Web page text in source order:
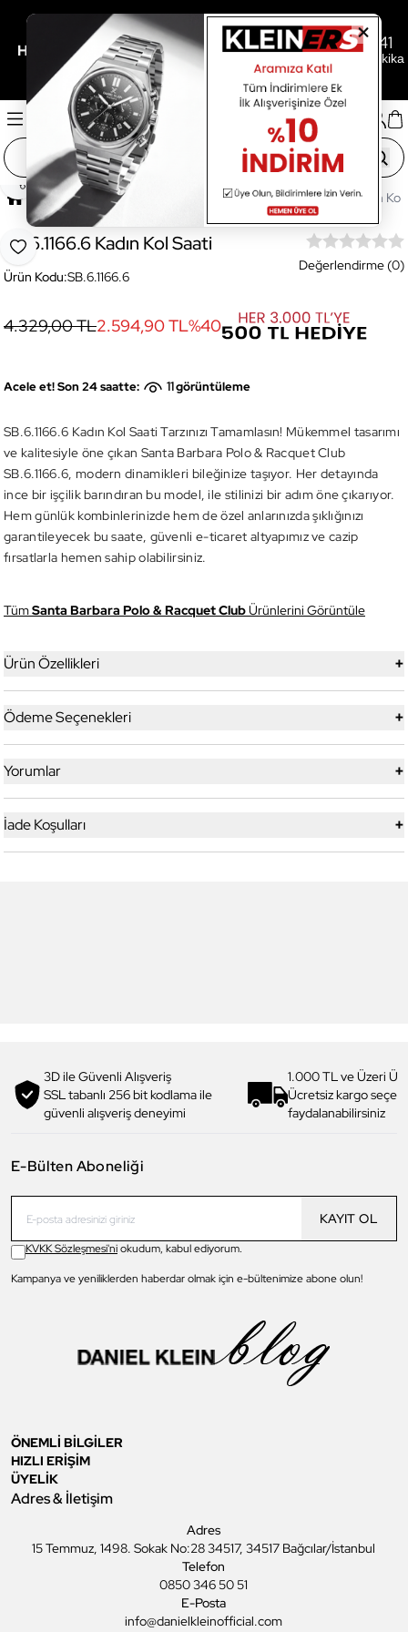
Her 3.000TL'ye 500TL Hediye İçin Son 1 /02/ 41
Dakika
Ana Sayfa Saatler Kadın Saat SB.6.1166.6 Kadın Kol
Favoriye Ekle
Paylaş
SB.6.1166.6 Kadın Kol Saati
Ürün Kodu:SB.6.1166.6
Değerlendirme (0)
4.329,00 TL2.594,90 TL%40
Acele et! Son 24 saatte: 11görüntüleme
SB.6.1166.6 Kadın Kol Saati Tarzınızı Tamamlasın! Mükemmel tasarımı
ve kalitesiyle öne çıkan Santa Barbara Polo & Racquet Club
SB.6.1166.6, modern dinamikleri bileğinize taşıyor. Her detayında
ince bir işçilik barındıran bu model, ile stilinizi bir adım öne çıkarıyor.
Hem günlük kombinlerinizde hem de özel anlarınızda şıklığınızı
garantileyecek bu saate, güvenli e-ticaret altyapımız ve cazip
fırsatlarla hemen sahip olabilirsiniz.
TümSanta Barbara Polo & Racquet ClubÜrünlerini Görüntüle
Ürün Özellikleri +
Ödeme Seçenekleri +
Yorumlar +
İade Koşulları +
3D ile Güvenli Alışveriş
SSL tabanlı 256 bit kodlama ile
güvenli alışveriş deneyimi
1.000 TL ve Üzeri
Ücretsiz kargo
faydalanabilirsiniz
E-Bülten Aboneliği
KAYIT OL
KVKK Sözleşmesi'niokudum, kabul ediyorum.
Kampanya ve yeniliklerden haberdar olmak için e-bültenimize abone olun!
ÖNEMLİ BİLGİLER
HIZLI ERİŞİM
ÜYELİK
Adres & İletişim
Adres
15 Temmuz, 1498. Sokak No:28 34517, 34517 Bağcılar/İstanbul
Telefon
0850 346 50 51
E-Posta
info@danielkleinofficial.com